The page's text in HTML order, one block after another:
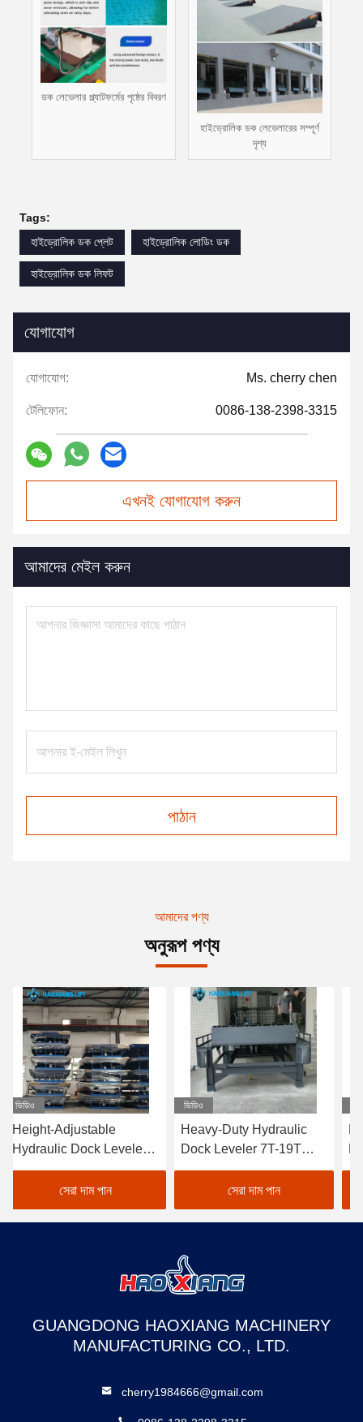
ডক লেভেলার প্ল্যাটফর্মের পৃষ্ঠের বিবরণ
হাইড্রোলিক ডক লেভেলারের সম্পূর্ণ
দৃশ্য
Tags:
হাইড্রোলিক ডক প্লেট
হাইড্রোলিক লোডিং ডক
হাইড্রোলিক ডক লিফট
যোগাযোগ
যোগাযোগ: Ms. cherry chen
টেলিফোন: 0086-138-2398-3315
এখনই যোগাযোগ করুন
আমাদের মেইল করুন
পাঠান
আমাদের পণ্য
অনুরূপ পণ্য
ভিডিও
Height-Adjustable
Hydraulic Dock Leveler
5T-18T - Anti-Slip
Surface for Cargo Dock
Transition & Truck
Loading
সেরা দাম পান
ভিডিও
Heavy-Duty Hydraulic
Dock Leveler 7T-19T
Wear-Resistant Cargo
Transition Plate
mechanical loading steel
structure
সেরা দাম পান
GUANGDONG HAOXIANG MACHINERY
MANUFACTURING CO., LTD.
cherry1984666@gmail.com